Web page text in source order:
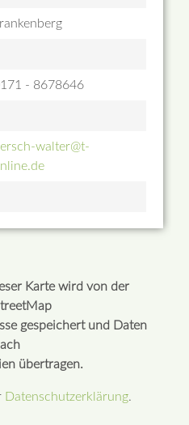
- 8678646
walter@t-
Karte wird von der
gespeichert und Daten
übertragen.
Datenschutzerklärung.